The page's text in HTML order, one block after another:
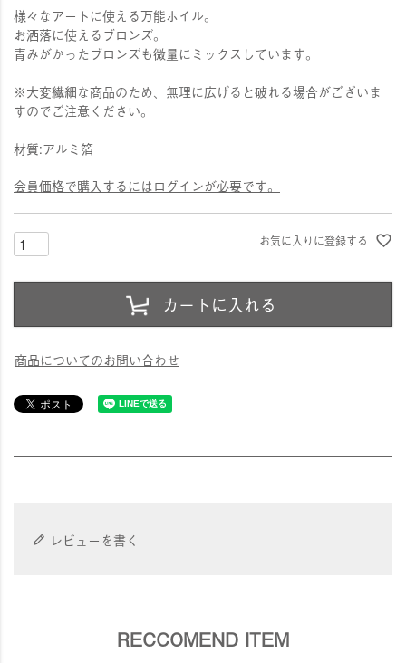
様々なアートに使える万能ホイル。
お洒落に使えるブロンズ。
青みがかったブロンズも微量にミックスしています。
※大変繊細な商品のため、無理に広げると破れる場合がございま
すのでご注意ください。
材質:アルミ箔
会員価格で購入するにはログインが必要です。
お気に入りに登録する
カートに入れる
商品についてのお問い合わせ
レビューを書く
RECCOMEND ITEM